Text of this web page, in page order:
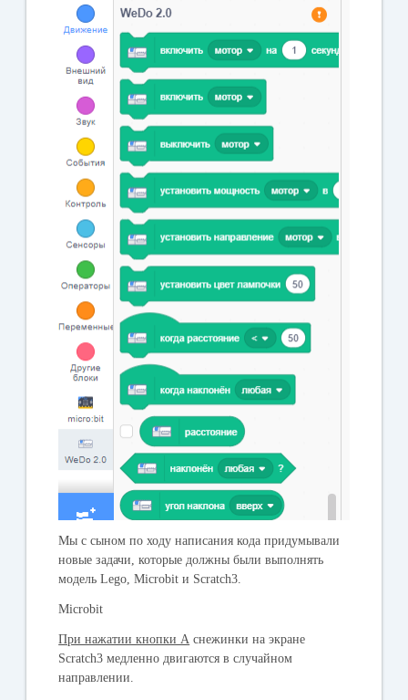
Мы с сыном по ходу написания кода придумывали
новые задачи, которые должны были выполнять
модель Lego, Microbit и Scratch3.
Microbit
При нажатии кнопки А снежинки на экране
Scratch3 медленно двигаются в случайном
направлении.